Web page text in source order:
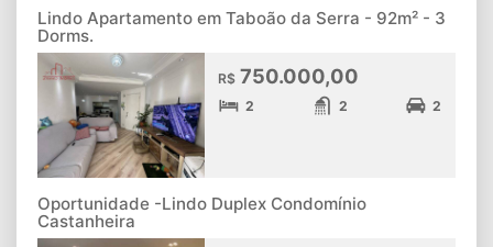
Lindo Apartamento em Taboão da Serra - 92m² - 3
Dorms.
R$ 750.000,00
2 2 2
Oportunidade -Lindo Duplex Condomínio
Castanheira